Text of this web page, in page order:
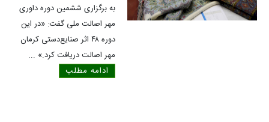
به برگزاری ششمین دوره داوری
مهر اصالت ملی گفت: «در این
دوره ۴۸ اثر صنایع‌دستی کرمان
مهر اصالت دریافت کرد.»...
ادامه مطلب